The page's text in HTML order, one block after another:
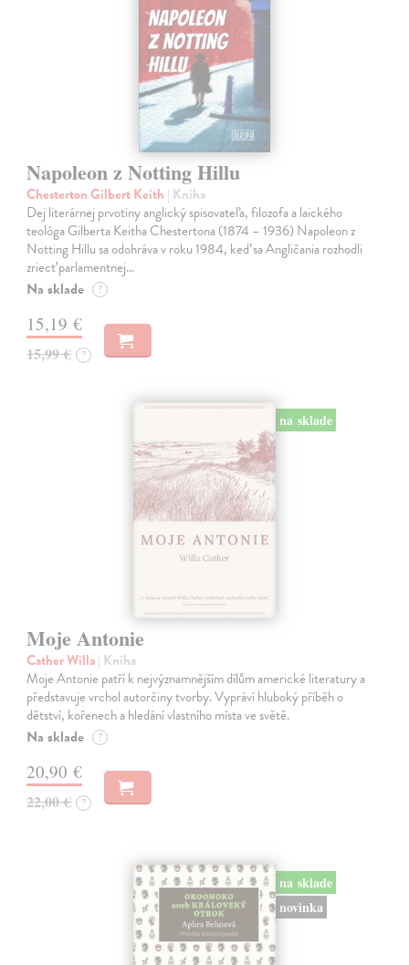
Napoleon z Notting Hillu
Chesterton Gilbert Keith | Kniha
Dej literárnej prvotiny anglický spisovateľa, filozofa a laického
teológa Gilberta Keitha Chestertona (1874 – 1936) Napoleon z
Notting Hillu sa odohráva v roku 1984, keď sa Angličania rozhodli
zriecť parlamentnej…
Na sklade ?
15,19 €
15,99 € ?
na sklade
Moje Antonie
Cather Willa| Kniha
Moje Antonie patří k nejvýznamnějším dílům americké literatury a
představuje vrchol autorčiny tvorby. Vypráví hluboký příběh o
dětství, kořenech a hledání vlastního místa ve světě.
Na sklade ?
20,90 €
22,00 € ?
na sklade
novinka